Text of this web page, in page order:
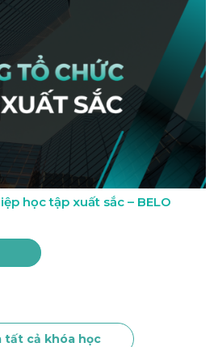
học tập xuất sắc – BELO
tất cả khóa học